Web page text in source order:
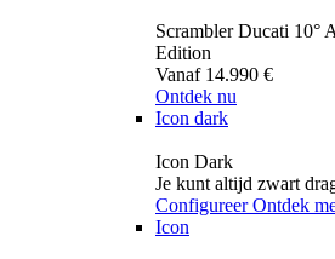
Scrambler Ducati 10°
Edition
Vanaf 14.990 €
Ontdek nu
Icon dark
Icon Dark
Je kunt altijd zwart
Configureer Ontdek
Icon